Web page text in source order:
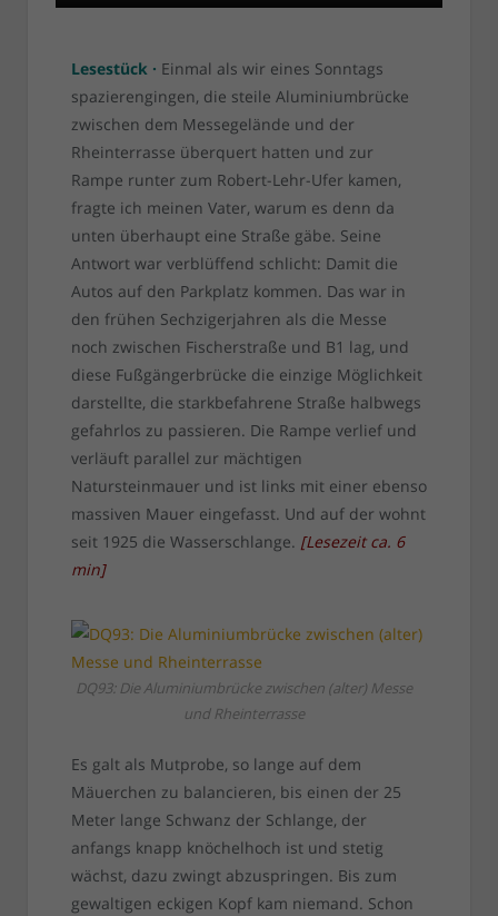
Lesestück · Einmal als wir eines Sonntags
spazierengingen, die steile Aluminiumbrücke
zwischen dem Messegelände und der
Rheinterrasse überquert hatten und zur
Rampe runter zum Robert-Lehr-Ufer kamen,
fragte ich meinen Vater, warum es denn da
unten überhaupt eine Straße gäbe. Seine
Antwort war verblüffend schlicht: Damit die
Autos auf den Parkplatz kommen. Das war in
den frühen Sechzigerjahren als die Messe
noch zwischen Fischerstraße und B1 lag, und
diese Fußgängerbrücke die einzige Möglichkeit
darstellte, die starkbefahrene Straße halbwegs
gefahrlos zu passieren. Die Rampe verlief und
verläuft parallel zur mächtigen
Natursteinmauer und ist links mit einer ebenso
massiven Mauer eingefasst. Und auf der wohnt
seit 1925 die Wasserschlange. [Lesezeit ca. 6
min]
DQ93: Die Aluminiumbrücke zwischen (alter) Messe
und Rheinterrasse
Es galt als Mutprobe, so lange auf dem
Mäuerchen zu balancieren, bis einen der 25
Meter lange Schwanz der Schlange, der
anfangs knapp knöchelhoch ist und stetig
wächst, dazu zwingt abzuspringen. Bis zum
gewaltigen eckigen Kopf kam niemand. Schon